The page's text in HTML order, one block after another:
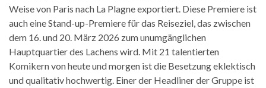
Weise von Paris nach La Plagne exportiert. Diese Premiere ist
auch eine Stand-up-Premiere für das Reiseziel, das zwischen
dem 16. und 20. März 2026 zum unumgänglichen
Hauptquartier des Lachens wird. Mit 21 talentierten
Komikern von heute und morgen ist die Besetzung eklektisch
und qualitativ hochwertig. Einer der Headliner der Gruppe ist